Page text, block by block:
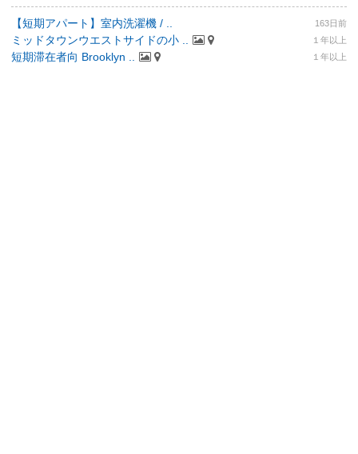
【短期アパート】室内洗濯機 / .. 163日前
ミッドタウンウエストサイドの小 .. １年以上
短期滞在者向 Brooklyn .. １年以上